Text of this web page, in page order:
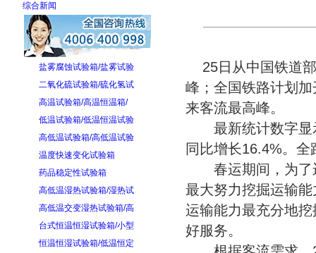
综合新闻
盐雾腐蚀试验箱/盐雾试验
二氧化硫试验箱/硫化氢试
高温试验箱/高温恒温箱/
低温试验箱/低温恒温试验
高低温试验箱/高低温试验
温度快速变化试验箱
药品稳定性试验箱
高低温湿热试验箱/湿热试
高低温交变湿热试验箱/高
台式恒温恒湿试验箱/小型
恒温恒湿试验箱/低温恒定
25日从中国铁道部
峰；全国铁路计划
来客流最高峰。
最新统计数字显
同比增长16.4%。
春运期间，为了
最大努力挖掘运输
运输能力最充分地
好服务。